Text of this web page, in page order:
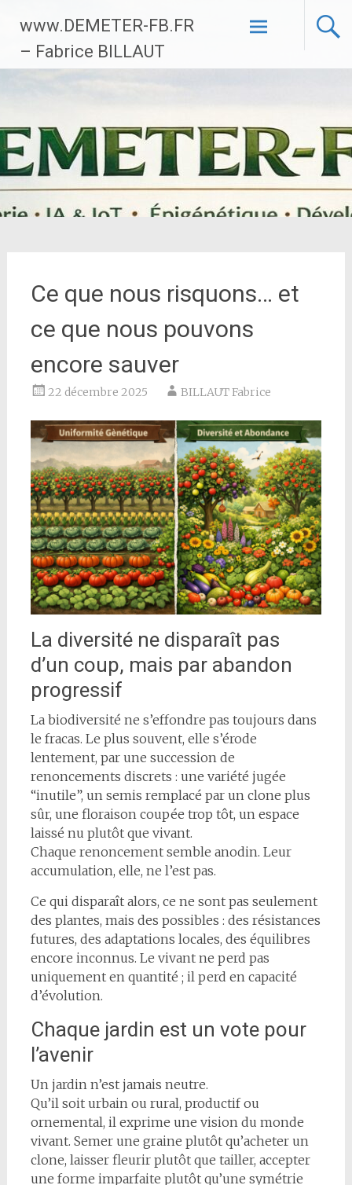
contenu
principal
www.DEMETER-FB.FR
– Fabrice BILLAUT
Ce que nous risquons… et
ce que nous pouvons
encore sauver
22 décembre 2025 BILLAUT Fabrice
La diversité ne disparaît pas
d’un coup, mais par abandon
progressif
La biodiversité ne s’effondre pas toujours dans
le fracas. Le plus souvent, elle s’érode
lentement, par une succession de
renoncements discrets : une variété jugée
“inutile”, un semis remplacé par un clone plus
sûr, une floraison coupée trop tôt, un espace
laissé nu plutôt que vivant.
Chaque renoncement semble anodin. Leur
accumulation, elle, ne l’est pas.
Ce qui disparaît alors, ce ne sont pas seulement
des plantes, mais des possibles : des résistances
futures, des adaptations locales, des équilibres
encore inconnus. Le vivant ne perd pas
uniquement en quantité ; il perd en capacité
d’évolution.
Chaque jardin est un vote pour
l’avenir
Un jardin n’est jamais neutre.
Qu’il soit urbain ou rural, productif ou
ornemental, il exprime une vision du monde
vivant. Semer une graine plutôt qu’acheter un
clone, laisser fleurir plutôt que tailler, accepter
une forme imparfaite plutôt qu’une symétrie